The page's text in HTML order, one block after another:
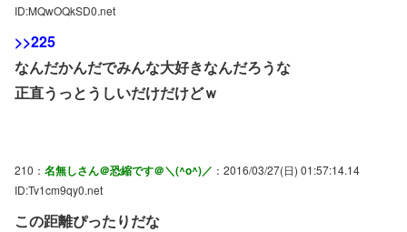
ID:MQwOQkSD0.net
>>225
なんだかんだでみんな大好きなんだろうな
正直うっとうしいだけだけどｗ
210： 名無しさん＠恐縮です＠＼(^o^)／ ：2016/03/27(日) 01:57:14.14
ID:Tv1cm9qy0.net
この距離ぴったりだな